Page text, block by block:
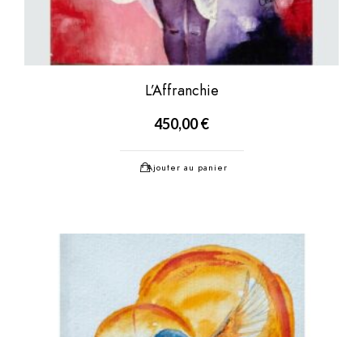
L’Affranchie
450,00€
Ajouter au panier